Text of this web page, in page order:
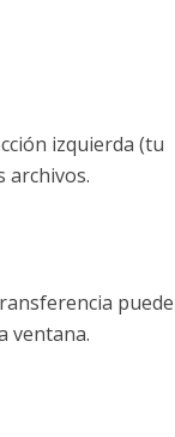
izquierda (tu
archivos.
ventana.